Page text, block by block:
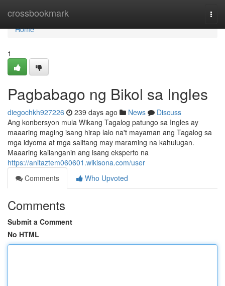
crossbookmark
Home
Home
1
Pagbabago ng Bikol sa Ingles
diegochkh927226 239 days ago News
Discuss
Ang konbersyon mula Wikang Tagalog patungo sa Ingles ay
maaaring maging isang hirap lalo na't mayaman ang Tagalog sa
mga idyoma at mga salitang may maraming na kahulugan.
Maaaring kailanganin ang isang eksperto na
https://anitaztem060601.wikisona.com/user
Comments
Who Upvoted
Comments
Submit a Comment
No HTML